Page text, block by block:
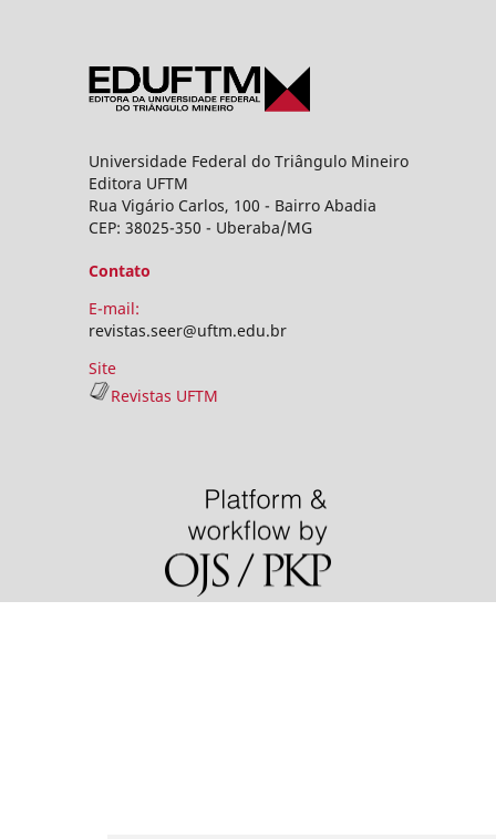
Universidade Federal do Triângulo Mineiro
Editora UFTM
Rua Vigário Carlos, 100 - Bairro Abadia
CEP: 38025-350 - Uberaba/MG
Contato
E-mail:
revistas.seer@uftm.edu.br
Site
Revistas UFTM